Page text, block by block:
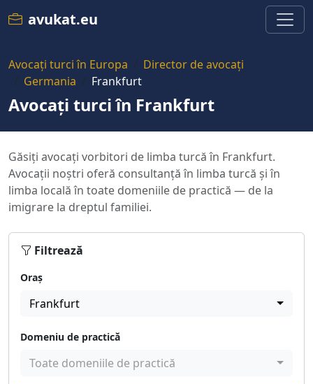
avukat.eu
Avocați turci în Europa
Director de avocați
Germania
Frankfurt
Avocați turci în Frankfurt
Găsiți avocați vorbitori de limba turcă în Frankfurt.
Avocații noștri oferă consultanță în limba turcă și în
limba locală în toate domeniile de practică — de la
imigrare la dreptul familiei.
Filtrează
Oraș
Frankfurt
Domeniu de practică
Toate domeniile de practică